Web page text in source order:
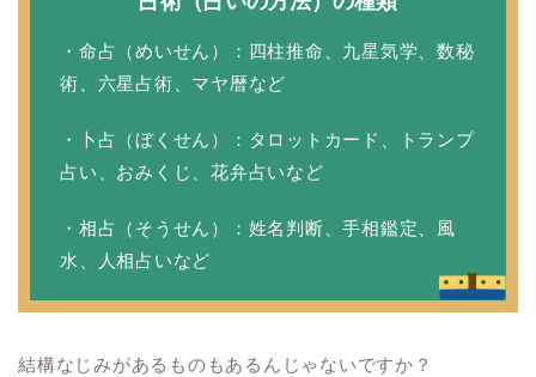
・命占（めいせん）：四柱推命、九星気学、数秘
術、六星占術、マヤ暦など
・卜占（ぼくせん）：タロットカード、トランプ
占い、おみくじ、花弁占いなど
・相占（そうせん）：姓名判断、手相鑑定、風
水、人相占いなど
結構なじみがあるものもあるんじゃないですか？